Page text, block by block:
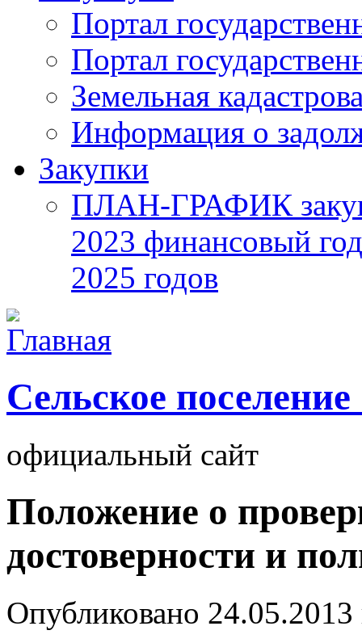
Портал
Портал
Земельная
Информация о
Закупки
ПЛАН-ГРАФИК
2023 финансовый
2025 годов
Cельское
официальный сайт
Положение о
достоверности и
Опубликовано 24.05.2013